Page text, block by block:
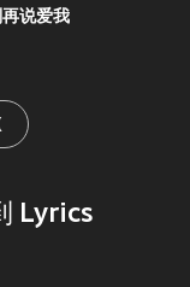
说爱我
Lyrics